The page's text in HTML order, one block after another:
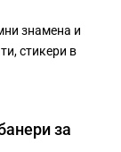
знамена и
стикери в
за